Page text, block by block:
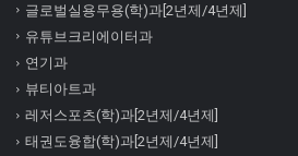
글로벌실용무용(학)과[2년제/4년제]
유튜브크리에이터과
연기과
뷰티아트과
레저스포츠(학)과[2년제/4년제]
태권도융합(학)과[2년제/4년제]